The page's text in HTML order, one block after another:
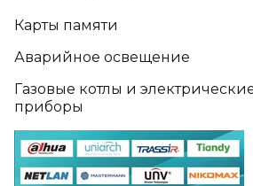
Карты памяти
Аварийное освещение
Газовые котлы и
приборы